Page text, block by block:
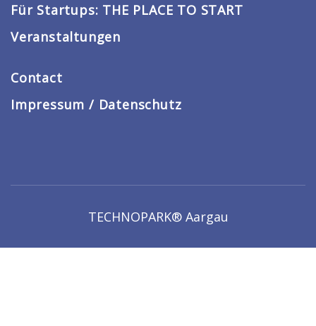
Für Startups: THE PLACE TO START
Veranstaltungen
Contact
Impressum / Datenschutz
TECHNOPARK® Aargau